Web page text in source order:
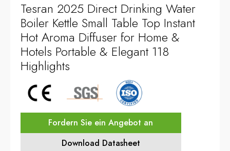
Tesran 2025 Direct Drinking Water
Boiler Kettle Small Table Top Instant
Hot Aroma Diffuser for Home &
Hotels Portable & Elegant 118
Highlights
Fordern Sie ein Angebot an
Download Datasheet